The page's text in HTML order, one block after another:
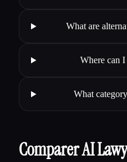
What are
Where can
What
Comparer AI